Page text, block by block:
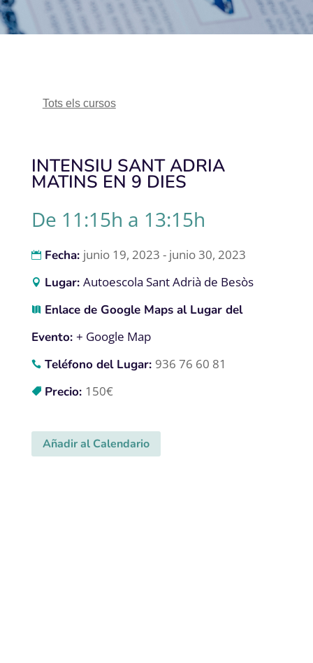
Tots els cursos
INTENSIU SANT ADRIA
MATINS EN 9 DIES
De 11:15h a 13:15h
Fecha: junio 19, 2023 - junio 30, 2023
Lugar: Autoescola Sant Adrià de Besòs
Enlace de Google Maps al Lugar del
Evento: + Google Map
Teléfono del Lugar: 936 76 60 81
Precio: 150€
Añadir al Calendario